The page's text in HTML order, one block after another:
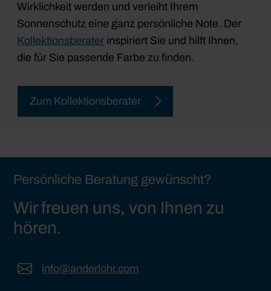
Wirklichkeit werden und verleiht Ihrem
Sonnenschutz eine ganz persönliche Note. Der
Kollektionsberater inspiriert Sie und hilft Ihnen,
die für Sie passende Farbe zu finden.
Zum Kollektionsberater
Persönliche Beratung gewünscht?
Wir freuen uns, von Ihnen zu
hören.
info@anderlohr.com